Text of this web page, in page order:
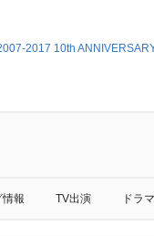
2017 10th
情報 TV出演 ドラ